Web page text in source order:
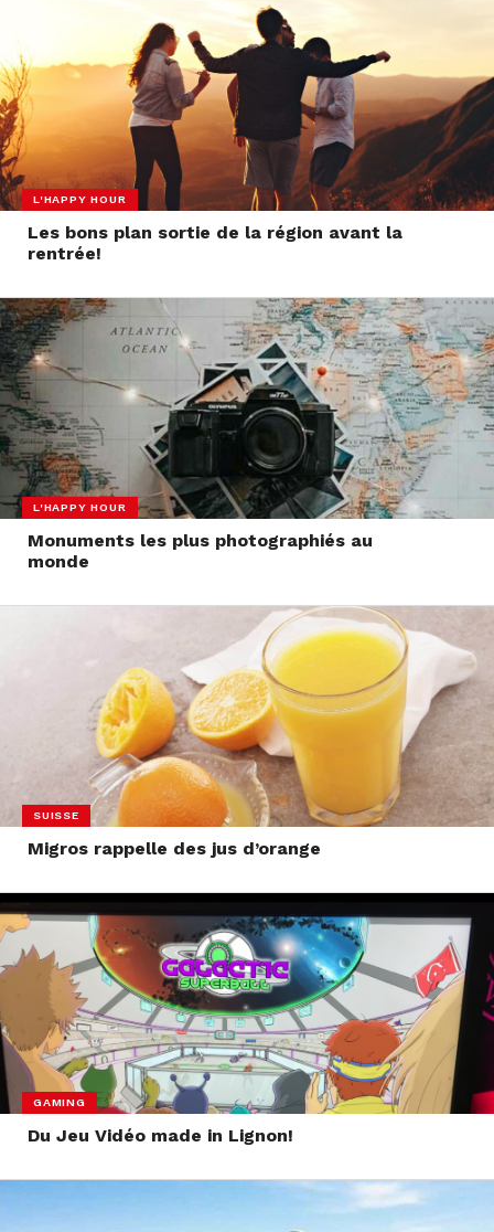
L'HAPPY HOUR
Les bons plan sortie de la région avant la
rentrée!
L'HAPPY HOUR
Monuments les plus photographiés au
monde
SUISSE
Migros rappelle des jus d’orange
GAMING
Du Jeu Vidéo made in Lignon!